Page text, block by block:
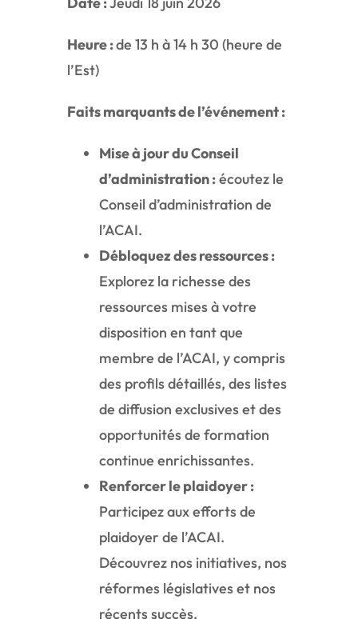
Heure :de 13 h à 14 h 30 (heure de
l’Est)
Faits marquants de l’événement :
Mise à jour du Conseil
d’administration :écoutez le
Conseil d’administration de
l’ACAI.
Débloquez des ressources :
Explorez la richesse des
ressources mises à votre
disposition en tant que
membre de l’ACAI, y compris
des profils détaillés, des listes
de diffusion exclusives et des
opportunités de formation
continue enrichissantes.
Renforcer le plaidoyer :
Participez aux efforts de
plaidoyer de l’ACAI.
Découvrez nos initiatives, nos
réformes législatives et nos
récents succès.